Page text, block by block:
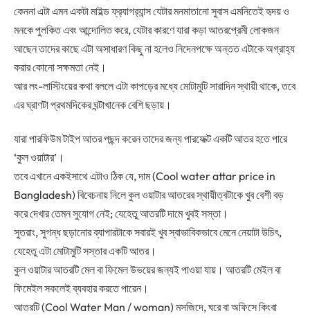
কেননা এটা এমন একটা মাইল্ড ফ্র‍্যাগর‍্যান্স যেটার মনমাতানো সুবাস এমনিতেই হৃদয় ও
মনকে পুলকিত এবং আন্দোলিত করে, যেটার কারণে যারা কড়া আতরপ্রেমী লোকজন
আছেন তাদের কাছে এটা অসাধারণ কিছু না হলেও নিদেনপক্ষে অন্তত এটাকে অগ্রাহ্য
করার কোনো সক্ষমতা নেই।
আর লং-লাস্টিংয়ের কথা বললে এটা কাপড়ের মধ্যে মোটামুটি সারাদিন স্থায়ী থাকে, তবে
এর ঘ্রাণটা প্রথমদিকের ঘন্টাখানেক বেশি ছড়ায়।
যারা পারফিউম টাইপ আতর পছন্দ করেন তাদের জন্য পারফেক্ট একটি আতর হতে পারে
‘কুল ওয়াটার’।
তবে এখানে একইসাথে এটাও ঠিক যে, দাম (Cool water attar price in
Bangladesh) বিবেচনায় নিলে কুল ওয়াটার আতরের স্থায়ীত্বটাকে খুব বেশী বড়
করে দেখার তেমন সুযোগ নেই; যেহেতু আতরটি দামে খুবই সস্তা।
সুতরাং, সুগন্ধ ছড়ানোর ব্যাপারটাকে সবারই খুব স্বাভাবিকভাবে মেনে নেয়াটা উচিৎ,
যেহেতু এটা মোটামুটি সস্তার একটি আতর।
কুল ওয়াটার আতরটি মেল বা ফিমেল উভয়ের জন্যই পাওয়া যায়। আতরটি মেইল বা
ফিমেইল সকলেই ব্যবহার করতে পারেন।
আতরটি (Cool Water Man / woman) মসজিদে, ঘরে বা অফিসে কিংবা